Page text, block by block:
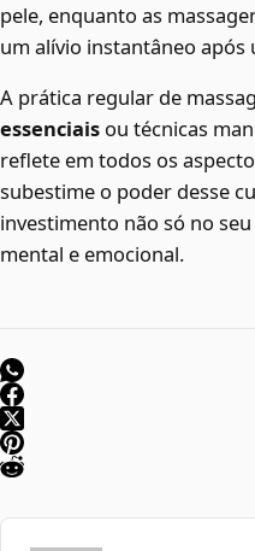
pele, enquanto as
um alívio instantâneo após
A prática regular de
essenciais ou técnicas
reflete em todos os
subestime o poder desse
investimento não só no
mental e emocional.